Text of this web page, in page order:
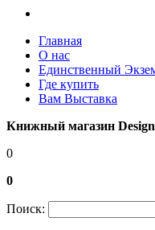
Главная
О нас
Единственный
Где купить
Вам Выставка
Книжный магазин
0
0
Поиск: